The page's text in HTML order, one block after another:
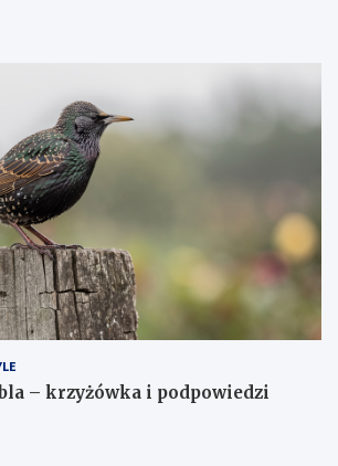
– krzyżówka i podpowiedzi